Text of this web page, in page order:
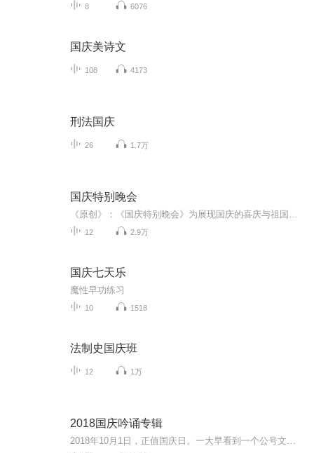
8 6076
国庆美诗文
108 4173
刑法国庆
26 1.7万
国庆特别晚会
12 2.9万
国庆七天乐
魔性早功练习
10 1518
法制史国庆班
12 1万
2018国庆吟诵专辑